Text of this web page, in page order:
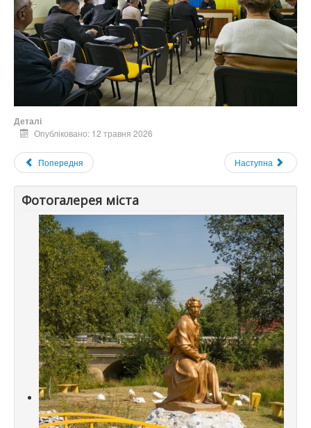
Деталі
Опубліковано: 12 травня 2026
Попередня Наступна
Фотогалерея міста